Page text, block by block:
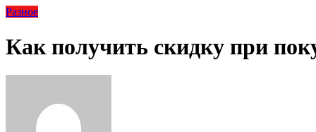
Разное
Как получить скидку при